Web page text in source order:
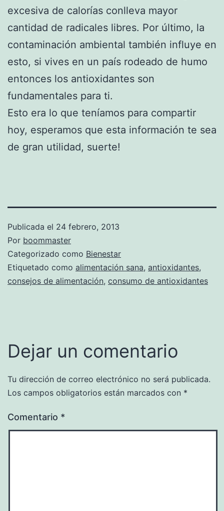
excesiva de calorías conlleva mayor
cantidad de radicales libres. Por último, la
contaminación ambiental también influye en
esto, si vives en un país rodeado de humo
entonces los antioxidantes son
fundamentales para ti.
Esto era lo que teníamos para compartir
hoy, esperamos que esta información te sea
de gran utilidad, suerte!
Publicada el 24 febrero, 2013
Por boommaster
Categorizado como Bienestar
Etiquetado como alimentación sana, antioxidantes,
consejos de alimentación, consumo de antioxidantes
Dejar un comentario
Tu dirección de correo electrónico no será publicada.
Los campos obligatorios están marcados con *
Comentario *